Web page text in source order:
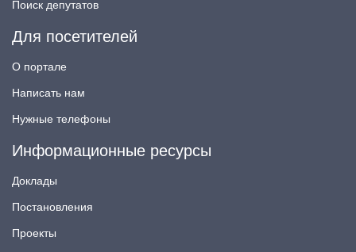
Поиск депутатов
Для посетителей
О портале
Написать нам
Нужные телефоны
Информационные ресурсы
Доклады
Постановления
Проекты